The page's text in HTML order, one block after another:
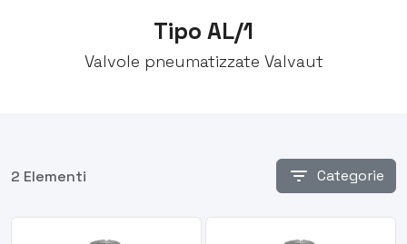
Tipo AL/1
Valvole pneumatizzate Valvaut
2 Elementi filter_list Categorie